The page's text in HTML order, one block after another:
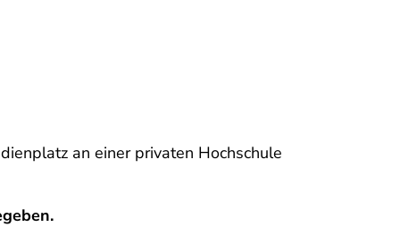
an einer privaten Hochschule